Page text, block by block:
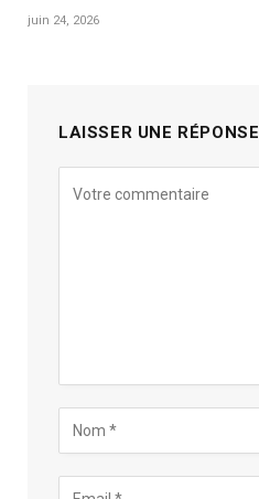
juin 24, 2026
LAISSER UNE RÉPONSE